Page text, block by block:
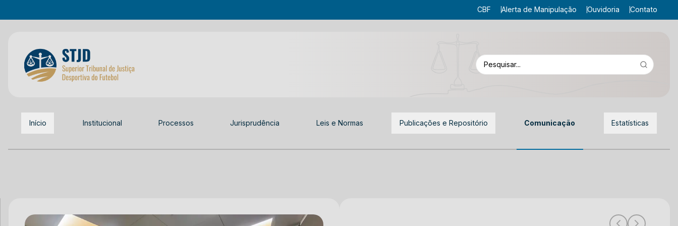
CBF Alerta de Manipulação Ouvidoria Contato
Início Institucional Processos Jurisprudência Leis e Normas Publicações e Repositório Comunicação Estatísticas